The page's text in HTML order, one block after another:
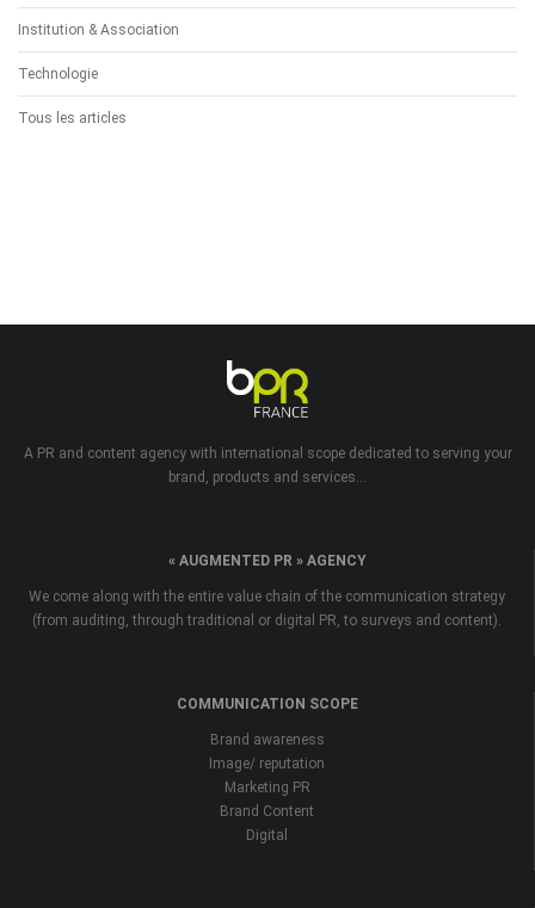
Institution & Association
Technologie
Tous les articles
A PR and content agency with international scope dedicated to serving your
brand, products and services...
« AUGMENTED PR » AGENCY
We come along with the entire value chain of the communication strategy
(from auditing, through traditional or digital PR, to surveys and content).
COMMUNICATION SCOPE
Brand awareness
Image/ reputation
Marketing PR
Brand Content
Digital